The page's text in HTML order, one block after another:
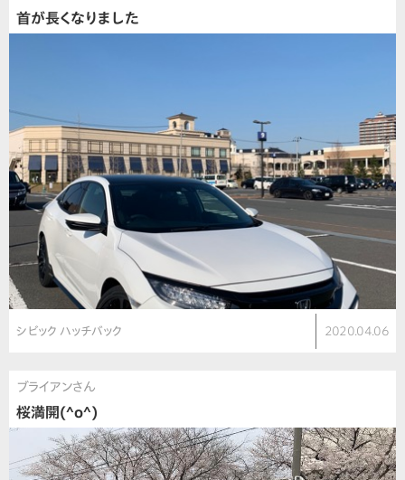
首が長くなりました
シビック ハッチバック 2020.04.06
ブライアンさん
桜満開(^o^)